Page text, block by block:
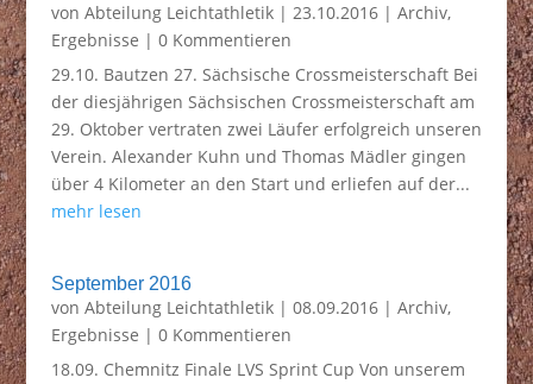
von Abteilung Leichtathletik| 23.10.2016| Archiv,
Ergebnisse | 0 Kommentieren
29.10. Bautzen 27. Sächsische Crossmeisterschaft Bei
der diesjährigen Sächsischen Crossmeisterschaft am
29. Oktober vertraten zwei Läufer erfolgreich unseren
Verein. Alexander Kuhn und Thomas Mädler gingen
über 4 Kilometer an den Start und erliefen auf der...
mehr lesen
September 2016
von Abteilung Leichtathletik| 08.09.2016| Archiv,
Ergebnisse | 0 Kommentieren
18.09. Chemnitz Finale LVS Sprint Cup Von unserem